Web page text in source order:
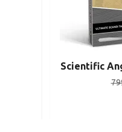
Scientific